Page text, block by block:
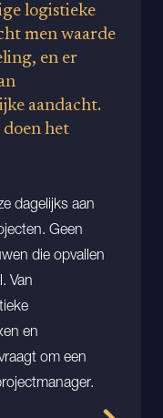
logistieke
men waarde
en er
aandacht.
het
dagelijks aan
Geen
die opvallen
Van
en
om een